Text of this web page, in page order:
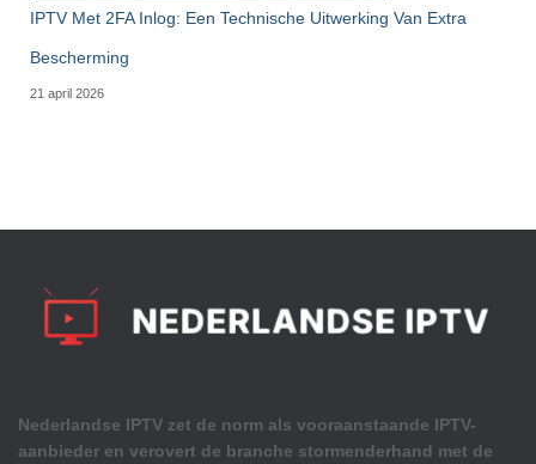
IPTV Met 2FA Inlog: Een Technische Uitwerking Van Extra
Bescherming
21 april 2026
Nederlandse IPTV zet de norm als vooraanstaande IPTV-
aanbieder en verovert de branche stormenderhand met de